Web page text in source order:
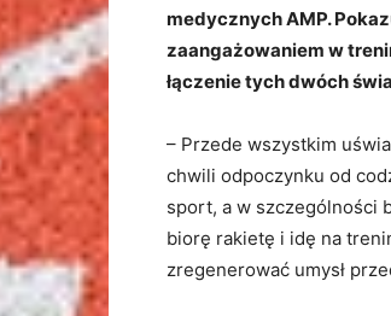
medycznych AMP.
zaangażowaniem w
łączenie tych dwóch
– Przede wszystkim
chwili odpoczynku od
sport, a w szczególności
biorę rakietę i idę na
zregenerować umysł